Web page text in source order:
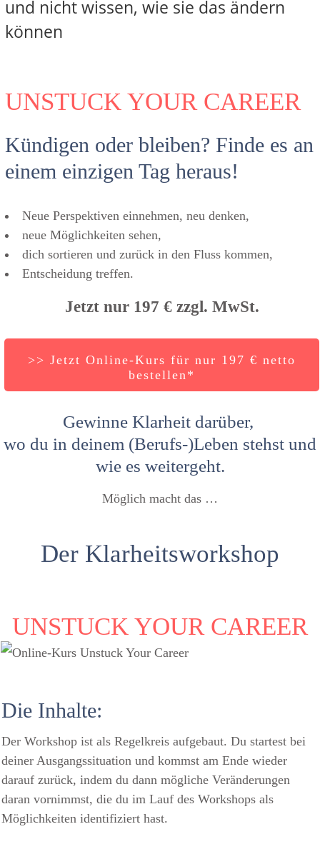
und nicht wissen, wie sie das ändern
können
UNSTUCK YOUR CAREER
Kündigen oder bleiben? Finde es an
einem einzigen Tag heraus!
Neue Perspektiven einnehmen, neu denken,
neue Möglichkeiten sehen,
dich sortieren und zurück in den Fluss kommen,
Entscheidung treffen.
Jetzt nur 197 € zzgl. MwSt.
>> Jetzt Online-Kurs für nur 197 € netto
bestellen*
Gewinne Klarheit darüber,
wo du in deinem (Berufs-)Leben stehst und
wie es weitergeht.
Möglich macht das …
Der Klarheitsworkshop
UNSTUCK YOUR CAREER
Die Inhalte:
Der Workshop ist als Regelkreis aufgebaut. Du startest bei
deiner Ausgangssituation und kommst am Ende wieder
darauf zurück, indem du dann mögliche Veränderungen
daran vornimmst, die du im Lauf des Workshops als
Möglichkeiten identifiziert hast.